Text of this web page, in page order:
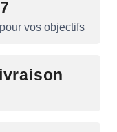
vos objectifs